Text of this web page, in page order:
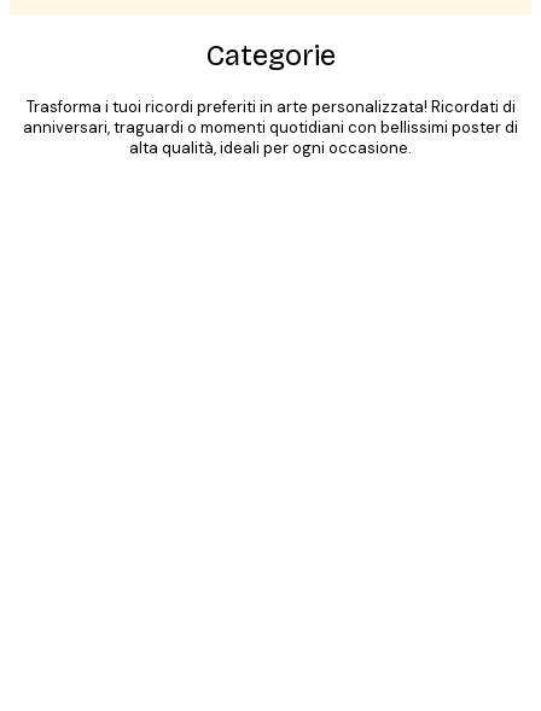
Categorie
Trasforma i tuoi ricordi preferiti in arte personalizzata! Ricordati di
anniversari, traguardi o momenti quotidiani con bellissimi poster di
alta qualità, ideali per ogni occasione.